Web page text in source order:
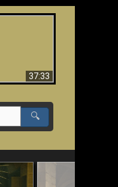
37:33
🔍